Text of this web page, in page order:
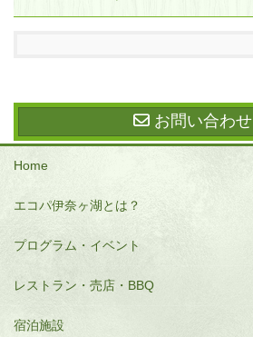
お問い合わせ
Home
エコパ伊奈ヶ湖とは？
プログラム・イベント
レストラン・売店・BBQ
宿泊施設